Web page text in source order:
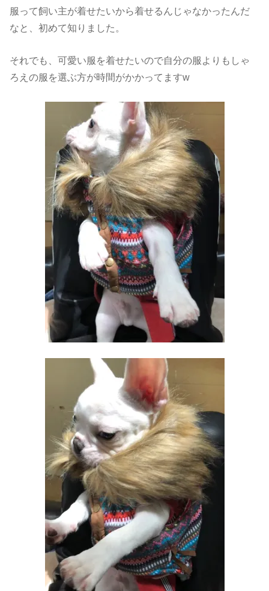
服って飼い主が着せたいから着せるんじゃなかったんだ
なと、初めて知りました。
それでも、可愛い服を着せたいので自分の服よりもしゃ
ろえの服を選ぶ方が時間がかかってますw